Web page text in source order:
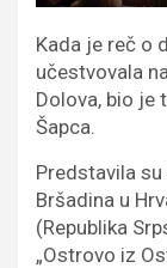
Kada je reč o
učestvovala
Dolova, bio je
Šapca.
Predstavila
Bršadina u
(Republika
„Ostrovo iz